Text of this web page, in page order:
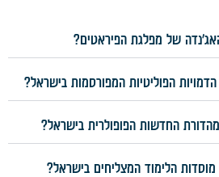
של מפלגת הפיראטים?
הפוליטיות המפורסמות בישראל?
החדשות הפופולרית בישראל?
הלימוד המצליחים בישראל?